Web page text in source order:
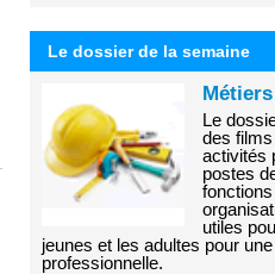
Le dossier de la semaine
Métiers
Le
des
activités
postes
utiles
jeunes et les adultes pour
professionnelle.